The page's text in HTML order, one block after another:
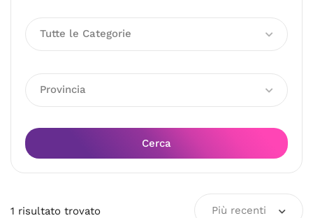
Tutte le Categorie
Provincia
Cerca
1 risultato trovato Più recenti